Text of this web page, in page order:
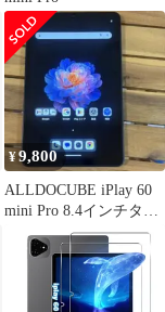
¥9,800
ALLDOCUBE iPlay 60
mini Pro 8.4インチタブ
レット